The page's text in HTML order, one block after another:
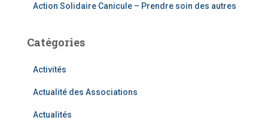
Action Solidaire Canicule – Prendre soin des autres
Catégories
Activités
Actualité des Associations
Actualités